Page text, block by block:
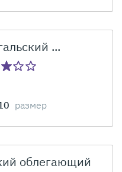
...
размер
облегающий